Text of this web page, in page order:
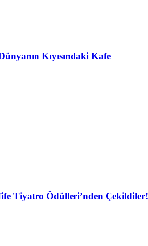
Kıyısındaki Kafe
Tiyatro Ödülleri’nden Çekildiler!